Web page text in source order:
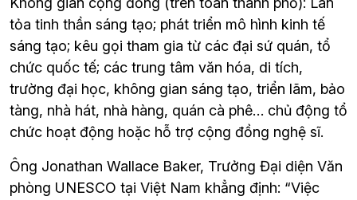
tỏa tinh thần sáng tạo; phát triển mô hình kinh tế
sáng tạo; kêu gọi tham gia từ các đại sứ quán, tổ
chức quốc tế; các trung tâm văn hóa, di tích,
trường đại học, không gian sáng tạo, triển lãm, bảo
tàng, nhà hát, nhà hàng, quán cà phê… chủ động tổ
chức hoạt động hoặc hỗ trợ cộng đồng nghệ sĩ.
Ông Jonathan Wallace Baker, Trưởng Đại diện Văn
phòng UNESCO tại Việt Nam khẳng định: “Việc